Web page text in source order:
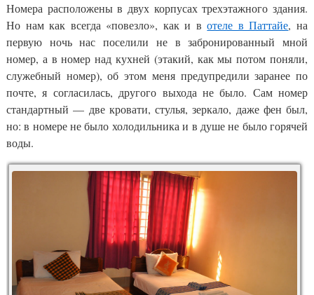
Номера расположены в двух корпусах трехэтажного здания.
Но нам как всегда «повезло», как и вотеле в Паттайе, на
первую ночь нас поселили не в забронированный мной
номер, а в номер над кухней (этакий, как мы потом поняли,
служебный номер), об этом меня предупредили заранее по
почте, я согласилась, другого выхода не было. Сам номер
стандартный — две кровати, стулья, зеркало, даже фен был,
но: в номере не было холодильника и в душе не было горячей
воды.